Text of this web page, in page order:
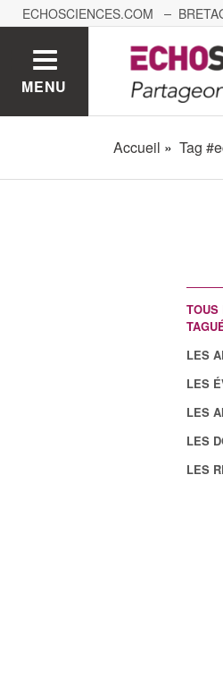
ECHOSCIENCES.COM
GRENOBLE
MENU
Accueil Tag
TOUS
LES
LES
LES
LES
LES